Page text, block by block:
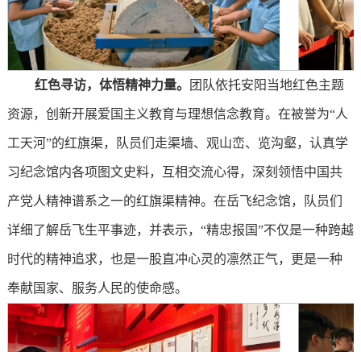
红色寻访，体悟精神力量。 团队依托安阳当地红色主题
资源，创新开展爱国主义教育与理想信念教育。在被誉为“人
工天河”的红旗渠，队员们走渠墙、观山峦、览沟壑，认真学
习纪念馆内各项图文史料，互相交流心得，深刻领悟中国共
产党人精神谱系之一的红旗渠精神。在岳飞纪念馆，队员们
详细了解岳飞生平事迹，并表示，“精忠报国”不仅是一种跨越
时代的精神追求，也是一股直冲心灵的凛然正气，更是一种
奉献国家、服务人民的使命感。